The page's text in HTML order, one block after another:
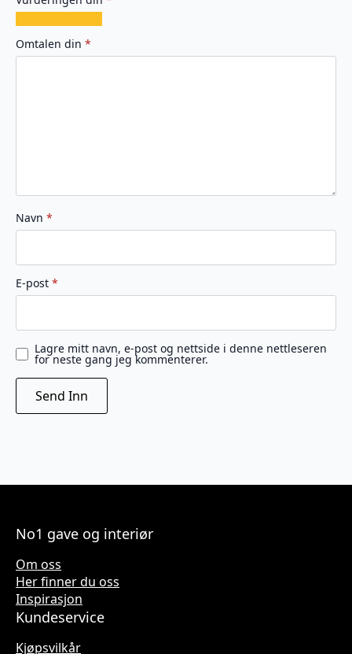
av
5
av
5
av
5
av
5
av
5
Omtalen din *
Navn *
E-post *
Lagre mitt navn, e-post og nettside i denne nettleseren
for neste gang jeg kommenterer.
No1 gave og interiør
Om oss
Her finner du oss
Inspirasjon
Kundeservice
Kjøpsvilkår